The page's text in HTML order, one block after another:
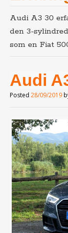
Audi A3 30
den 3-
som en Fiat
Audi
Posted 28/09/2019